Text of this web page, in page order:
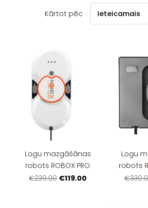
Kārtot pēc
Logu mazgāšānas
robots ROBOX PRO
€239.00 €119.00
Logu
robots